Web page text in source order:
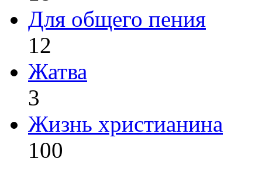
Для общего пения
12
Жатва
3
Жизнь христианина
100